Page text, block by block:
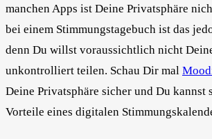
manchen Apps ist Deine Privatsphäre
bei einem Stimmungstagebuch ist das
denn Du willst voraussichtlich nicht
unkontrolliert teilen. Schau Dir mal
Deine Privatsphäre sicher und Du kannst
Vorteile eines digitalen